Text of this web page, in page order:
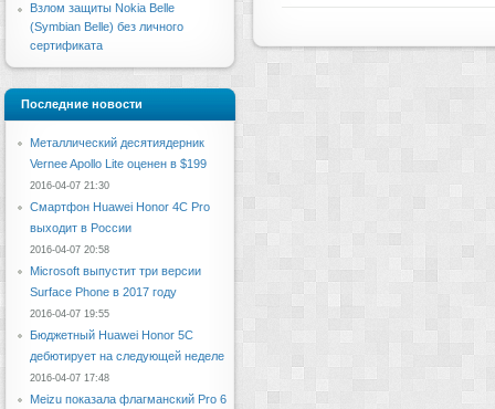
Взлом защиты Nokia Belle
(Symbian Belle) без личного
сертификата
Последние новости
Металлический десятиядерник
Vernee Apollo Lite оценен в $199
2016-04-07 21:30
Смартфон Huawei Honor 4C Pro
выходит в России
2016-04-07 20:58
Microsoft выпустит три версии
Surface Phone в 2017 году
2016-04-07 19:55
Бюджетный Huawei Honor 5C
дебютирует на следующей неделе
2016-04-07 17:48
Meizu показала флагманский Pro 6